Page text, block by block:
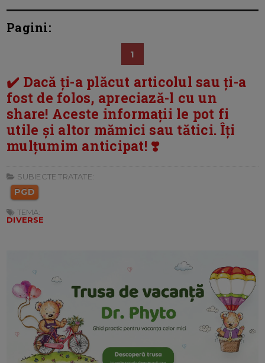
Pagini:
1
✔️ Dacă ți-a plăcut articolul sau ți-a
fost de folos, apreciază-l cu un
share! Aceste informații le pot fi
utile și altor mămici sau tătici. Îți
mulțumim anticipat! ❣️
SUBIECTE TRATATE:
PGD
TEMA:
DIVERSE